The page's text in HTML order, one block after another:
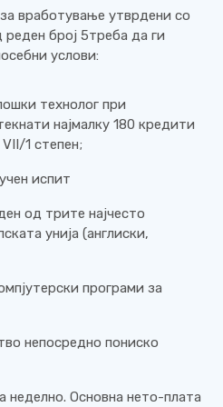
вработување утврдени со
број 5треба да ги
услови:
технолог при
најмалку 180 кредити
1 степен;
испит
од трите најчесто
унија (англиски,
програми за
непосредно пониско
неделно. Основна нето-плата